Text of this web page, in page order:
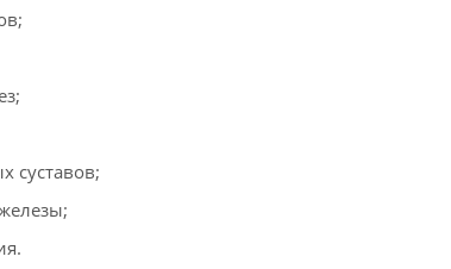
суставов;